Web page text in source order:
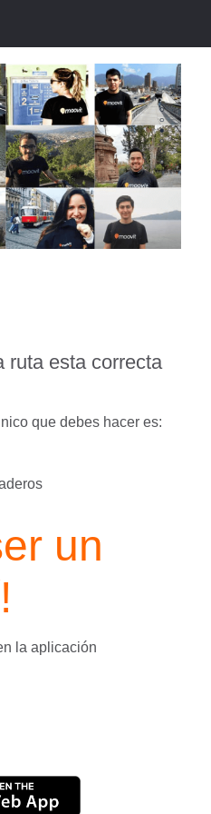
ruta esta correcta
que debes hacer es:
un
!
la aplicación